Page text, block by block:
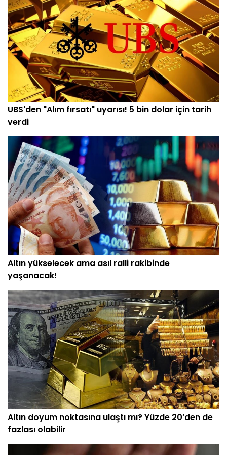
UBS'den "Alım fırsatı" uyarısı! 5 bin dolar için tarih
verdi
Altın yükselecek ama asıl ralli rakibinde
yaşanacak!
Altın doyum noktasına ulaştı mı? Yüzde 20’den de
fazlası olabilir